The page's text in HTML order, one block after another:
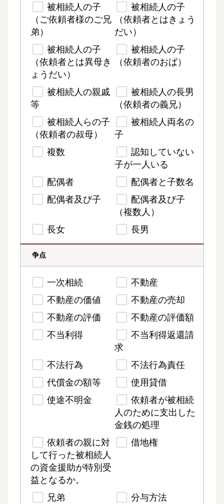
被相続人の子
（ご依頼者様のご兄
弟）
被相続人の子
（依頼者とはきょう
だい）
被相続人の子
（依頼者とは異母き
ょうだい）
被相続人の子
（依頼者のおば）
被相続人の親戚
等
被相続人の長男
（依頼者の義兄）
被相続人らの子
（依頼者の叔母）
被相続人両名の
子
複数
認知していない
子が一人いる
配偶者
配偶者と子数名
配偶者及び子
配偶者及び子
（複数人）
長女
長男
争点
一次相続
不動産
不動産の価値
不動産の売却
不動産の評価
不動産の評価額
不当利得
不当利得返還請
求
不法行為
不法行為責任
代償金の額等
使用貸借
使途不明金
依頼者が被相続
人のために支出した
金銭の処理
依頼者の親に対
して行った被相続人
の資金援助が特別受
益となるか。
借地権
兄弟
分与方法